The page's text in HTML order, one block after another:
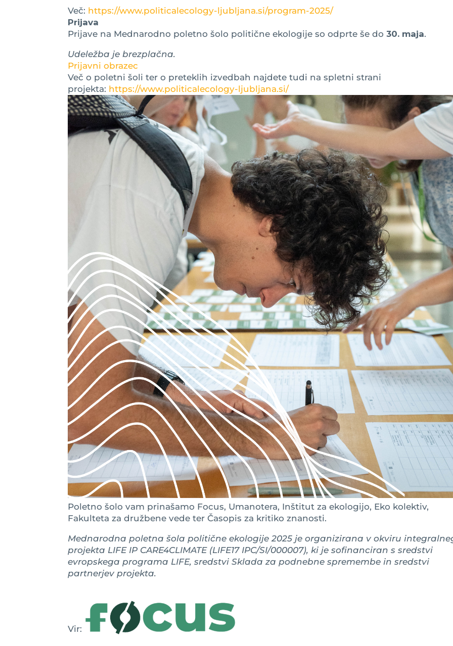
Več: https://www.politicalecology-ljubljana.si/program-2025/
Prijava
Prijave na Mednarodno poletno šolo politične ekologije so odprte še do30. maja.
Udeležba je brezplačna.
Prijavni obrazec
Več o poletni šoli ter o preteklih izvedbah najdete tudi na spletni strani
projekta: https://www.politicalecology-ljubljana.si/
Poletno šolo vam prinašamo Focus, Umanotera, Inštitut za ekologijo, Eko kolektiv,
Fakulteta za družbene vede ter Časopis za kritiko znanosti.
Mednarodna poletna šola politične ekologije 2025 je organizirana v okviru
projekta LIFE IP CARE4CLIMATE (LIFE17 IPC/SI/000007), ki je sofinanciran s sredstvi
evropskega programa LIFE, sredstvi Sklada za podnebne spremembe in sredstvi
partnerjev projekta.
Vir: